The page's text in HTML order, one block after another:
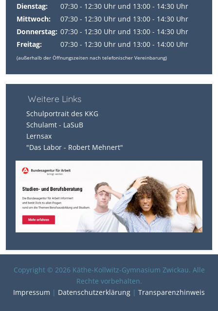
Dienstag:
07:30 - 12:30 Uhr und 13:00 - 14:30 Uhr
Mittwoch:
07:30 - 12:30 Uhr und 13:00 - 14:30 Uhr
Donnerstag: 07:30 - 12:30 Uhr und 13:00 - 14:30 Uhr
Freitag:
07:30 - 12:30 Uhr und 13:00 - 14:00 Uhr
(außerhalb der Öffnungszeiten nach telefonischer Vereinbarung)
Weitere Links
Schulportrait des KKG
Schulamt - LaSuB
Lernsax
"Das Labor - Robert Mehnert"
Copyright © 2026 Käthe-Kollwitz-Gymnasium Zwickau. Alle
Rechte vorbehalten.
Impressum | Datenschutzerklärung | Transparenzhinweis